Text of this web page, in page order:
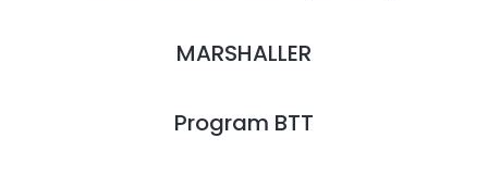
MARSHALLER
Program BTT